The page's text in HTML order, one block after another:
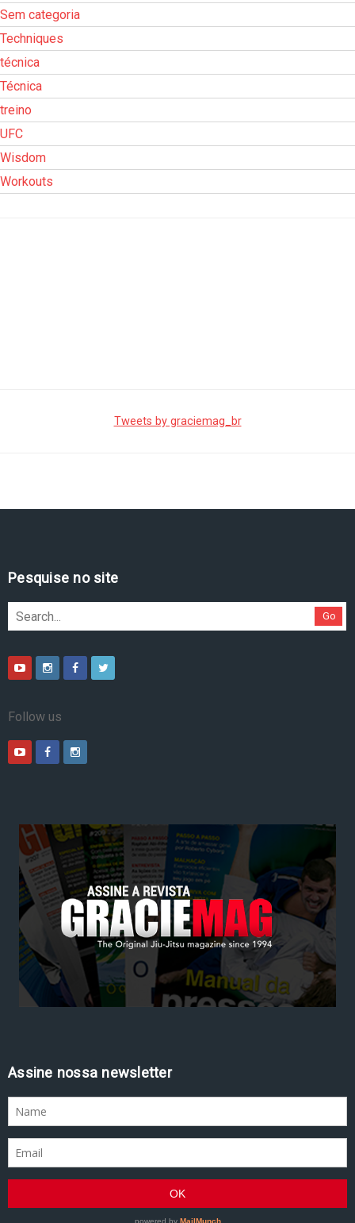
Sem categoria
Techniques
técnica
Técnica
treino
UFC
Wisdom
Workouts
Tweets by graciemag_br
Pesquise no site
Go
Follow us
Assine nossa newsletter